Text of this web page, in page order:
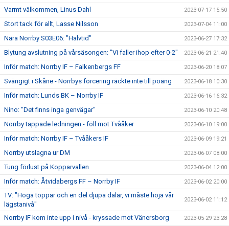
Varmt välkommen, Linus Dahl 2023-07-17 15:50
Stort tack för allt, Lasse Nilsson 2023-07-04 11:00
Nära Norrby S03E06: "Halvtid" 2023-06-27 17:32
Blytung avslutning på vårsäsongen: "Vi faller ihop efter 0-2" 2023-06-21 21:40
Inför match: Norrby IF – Falkenbergs FF 2023-06-20 18:07
Svängigt i Skåne - Norrbys forcering räckte inte till poäng 2023-06-18 10:30
Inför match: Lunds BK – Norrby IF 2023-06-16 16:32
Nino: "Det finns inga genvägar" 2023-06-10 20:48
Norrby tappade ledningen - föll mot Tvååker 2023-06-10 19:00
Inför match: Norrby IF – Tvååkers IF 2023-06-09 19:21
Norrby utslagna ur DM 2023-06-07 08:00
Tung förlust på Kopparvallen 2023-06-04 12:00
Inför match: Åtvidabergs FF – Norrby IF 2023-06-02 20:00
TV: "Höga toppar och en del djupa dalar, vi måste höja vår
lägstanivå"
2023-06-02 11:12
Norrby IF kom inte upp i nivå - kryssade mot Vänersborg 2023-05-29 23:28